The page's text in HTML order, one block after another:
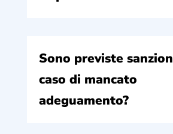
Sono previste
caso di mancato
adeguamento?